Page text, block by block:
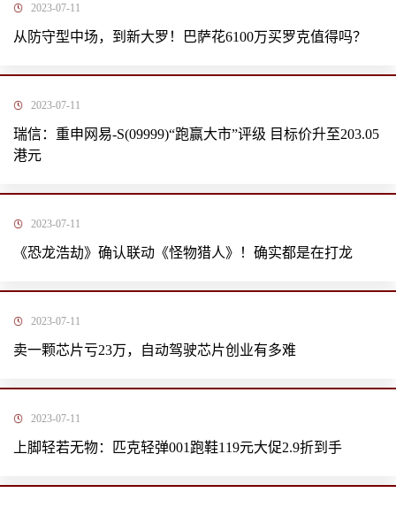
2023-07-11
从防守型中场，到新大罗！巴萨花6100万买罗克值得吗？
2023-07-11
瑞信：重申网易-S(09999)“跑赢大市”评级 目标价升至203.05
港元
2023-07-11
《恐龙浩劫》确认联动《怪物猎人》！确实都是在打龙
2023-07-11
卖一颗芯片亏23万，自动驾驶芯片创业有多难
2023-07-11
上脚轻若无物：匹克轻弹001跑鞋119元大促2.9折到手